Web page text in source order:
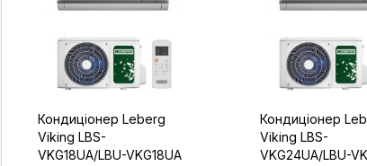
Кондиціонер Leberg
Viking LBS-
VKG18UA/LBU-VKG18UA
Кондиціонер
Viking LBS-
VKG24UA/LBU-